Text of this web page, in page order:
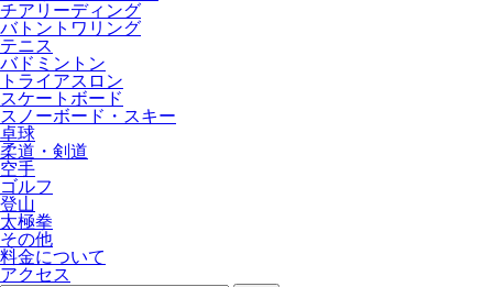
チアリーディング
バトントワリング
テニス
バドミントン
トライアスロン
スケートボード
スノーボード・スキー
卓球
柔道・剣道
空手
ゴルフ
登山
太極拳
その他
料金について
アクセス